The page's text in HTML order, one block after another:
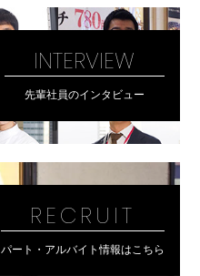
INTERVIEW
先輩社員のインタビュー
RECRUIT
パート・アルバイト情報はこちら